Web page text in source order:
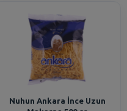
Nuhun Ankara İnce Uzun